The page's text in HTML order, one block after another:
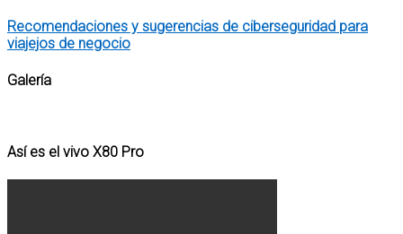
Recomendaciones y sugerencias de ciberseguridad para
viajejos de negocio
Galería
Así es el vivo X80 Pro